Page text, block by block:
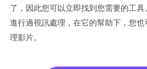
了，因此您可以立即找到您需要的工
進行過視訊處理，在它的幫助下，您
理影片。